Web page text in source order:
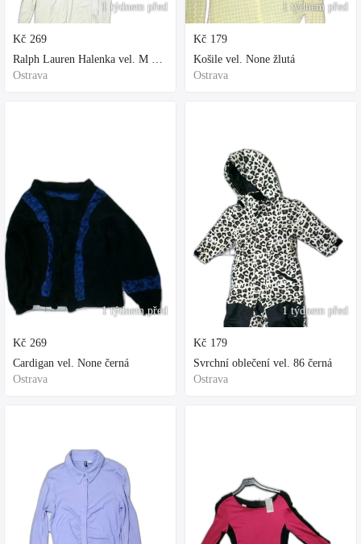
1 týdnem před
Kč 269
Ralph Lauren Halenka vel. M bílá
Ostrava
1 týdnem před
Kč 269
Cardigan vel. None černá
Ostrava
1 týdnem před
Kč 179
Košile vel. None žlutá
Ostrava
1 týdnem před
Kč 179
Svrchní oblečení vel. 86 černá
Ostrava